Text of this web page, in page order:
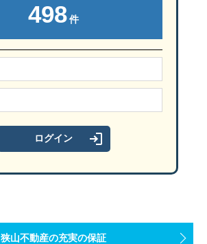
498件
狭山不動産の充実の保証